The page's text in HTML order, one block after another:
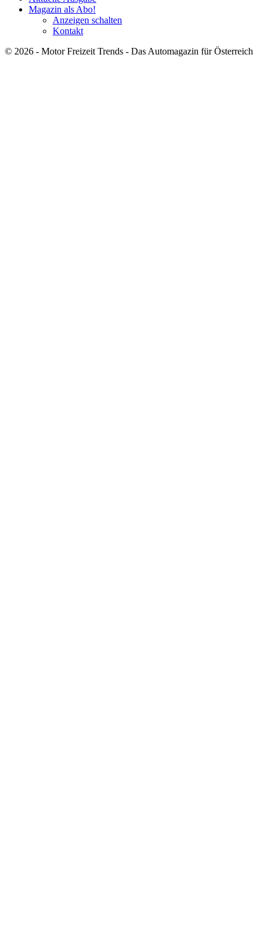
Magazin als Abo!
Anzeigen schalten
Kontakt
© 2026 - Motor Freizeit Trends - Das Automagazin für Österreich